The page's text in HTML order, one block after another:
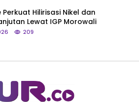
Perkuat Hilirisasi Nikel dan
Lewat IGP Morowali
209